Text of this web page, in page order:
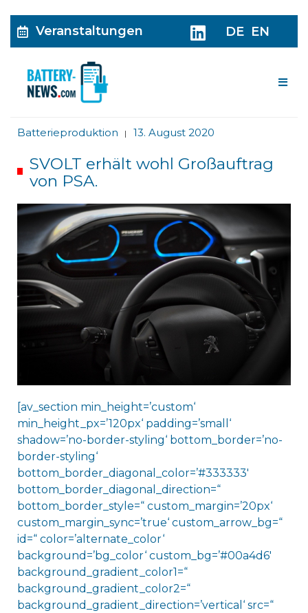
Veranstaltungen DE EN
Batterieproduktion | 13. August 2020
SVOLT erhält wohl Großauftrag
von PSA.
[av_section min_height=’custom‘
min_height_px=’120px‘ padding=’small‘
shadow=’no-border-styling‘ bottom_border=’no-
border-styling‘
bottom_border_diagonal_color=’#333333′
bottom_border_diagonal_direction=“
bottom_border_style=“ custom_margin=’20px‘
custom_margin_sync=’true‘ custom_arrow_bg=“
id=“ color=’alternate_color‘
background=’bg_color‘ custom_bg=’#00a4d6′
background_gradient_color1=“
background_gradient_color2=“
background_gradient_direction=’vertical‘ src=“